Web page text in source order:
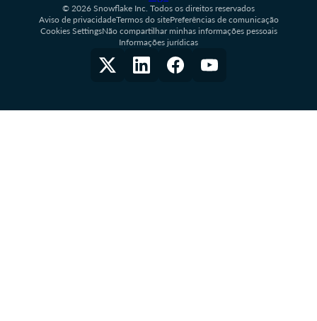
© 2026 Snowflake Inc. Todos os direitos reservados
Aviso de privacidadeTermos do sitePreferências de comunicação
Cookies SettingsNão compartilhar minhas informações pessoais
Informações jurídicas